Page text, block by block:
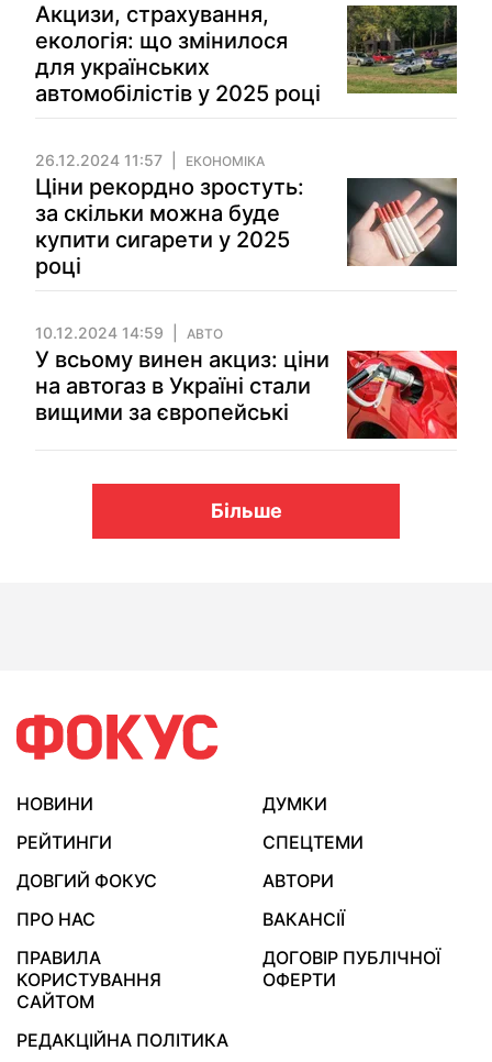
Акцизи, страхування,
екологія: що змінилося
для українських
автомобілістів у 2025 році
26.12.2024 11:57 ЕКОНОМІКА
Ціни рекордно зростуть:
за скільки можна буде
купити сигарети у 2025
році
10.12.2024 14:59 АВТО
У всьому винен акциз: ціни
на автогаз в Україні стали
вищими за європейські
Більше
НОВИНИ
ДУМКИ
РЕЙТИНГИ
СПЕЦТЕМИ
ДОВГИЙ ФОКУС
АВТОРИ
ПРО НАС
ВАКАНСІЇ
ПРАВИЛА
КОРИСТУВАННЯ
САЙТОМ
ДОГОВІР ПУБЛІЧНОЇ
ОФЕРТИ
РЕДАКЦІЙНА ПОЛІТИКА